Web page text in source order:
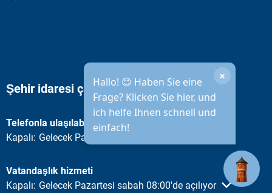
Hallo! 😊 Haben Sie eine
Frage? Klicken Sie hier, und
ich helfe Ihnen schnell und
einfach!
×
Şehir idaresi çalışma saatleri
Telefonla ulaşılabilirlik
Diğer açılış veya kapanış saatlerini gizlemek için tıklayın
Kapalı: Gelecek Pazartesi sabah 08:30'da açılıyor
Vatandaşlık hizmeti
Diğer açılış veya kapanış saatlerini gizlemek için tıklayın
Kapalı: Gelecek Pazartesi sabah 08:00'de açılıyor